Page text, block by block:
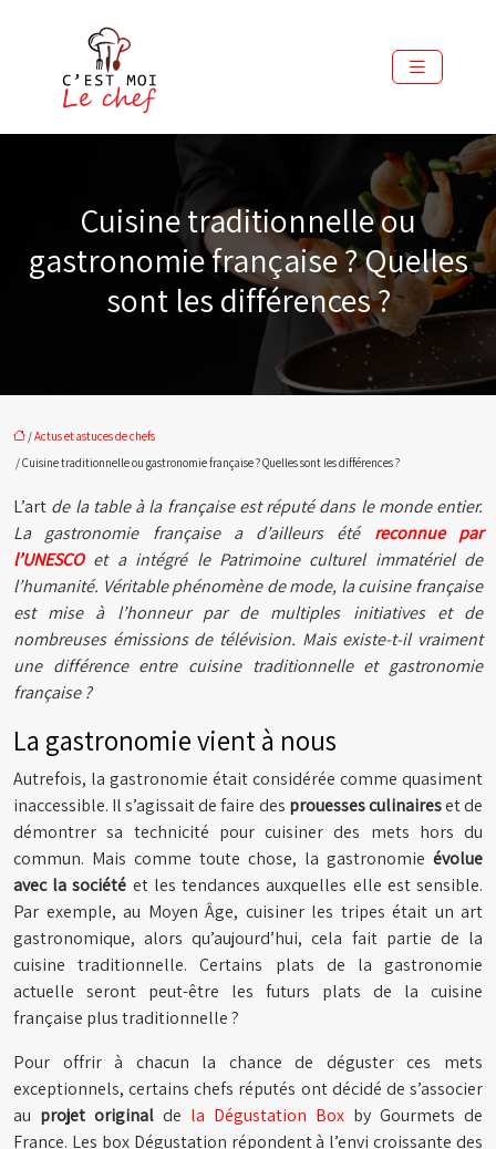
Cuisine traditionnelle ou
gastronomie française ? Quelles
sont les différences ?
/Actus et astuces de chefs
/ Cuisine traditionnelle ou gastronomie française ? Quelles sont les différences ?
L’art de la table à la française est réputé dans le monde entier.
La gastronomie française a d’ailleurs été reconnue par
l’UNESCOet a intégré le Patrimoine culturel immatériel de
l’humanité. Véritable phénomène de mode, la cuisine française
est mise à l’honneur par de multiples initiatives et de
nombreuses émissions de télévision. Mais existe-t-il vraiment
une différence entre cuisine traditionnelle et gastronomie
française ?
La gastronomie vient à nous
Autrefois, la gastronomie était considérée comme quasiment
inaccessible. Il s’agissait de faire des prouesses culinaireset de
démontrer sa technicité pour cuisiner des mets hors du
commun. Mais comme toute chose, la gastronomie évolue
avec la société et les tendances auxquelles elle est sensible.
Par exemple, au Moyen Âge, cuisiner les tripes était un art
gastronomique, alors qu’aujourd’hui, cela fait partie de la
cuisine traditionnelle. Certains plats de la gastronomie
actuelle seront peut-être les futurs plats de la cuisine
française plus traditionnelle ?
Pour offrir à chacun la chance de déguster ces mets
exceptionnels, certains chefs réputés ont décidé de s’associer
au projet original de la Dégustation Box by Gourmets de
France. Les box Dégustation répondent à l’envi croissante des